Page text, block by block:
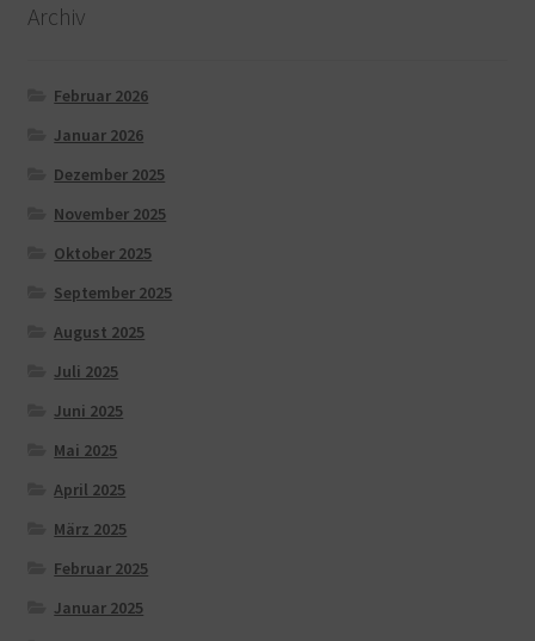
Archiv
Februar 2026
Januar 2026
Dezember 2025
November 2025
Oktober 2025
September 2025
August 2025
Juli 2025
Juni 2025
Mai 2025
April 2025
März 2025
Februar 2025
Januar 2025